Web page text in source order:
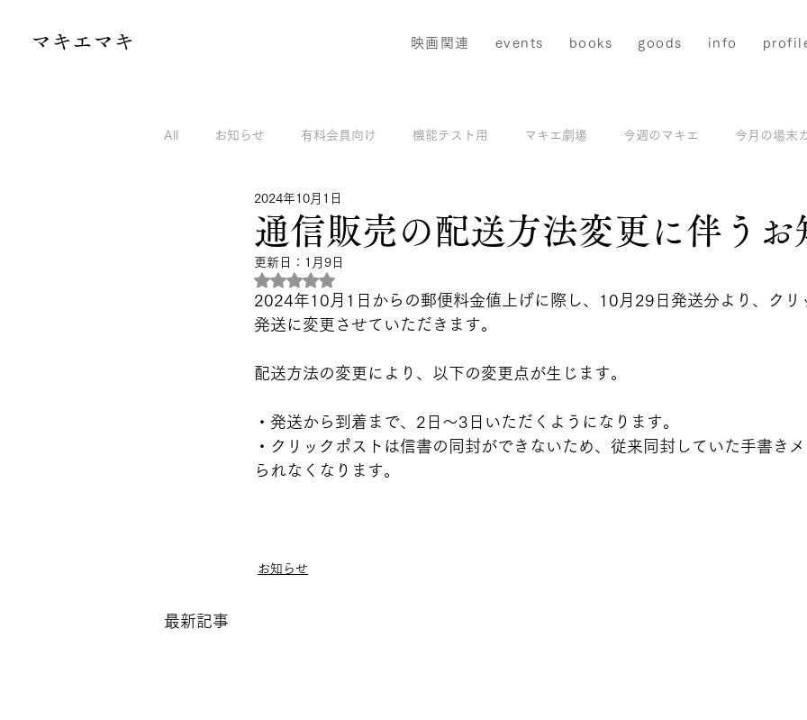
映画関連 events books goods info
​マキエマキ
All お知らせ 有料会員向け 機能テスト用 マキエ劇場 今週のマキエ 今月の場末
マキエマキのnoteから
通信販売の配送方法変更に伴うお
2024年10月1日
更新日： 1月9日
5つ星のうちNaNと評価されています。
2024年10月1日からの郵便料金値上げに際し、10月29日発送分より、クリ
発送に変更させていただきます。
配送方法の変更により、以下の変更点が生じます。
・発送から到着まで、2日〜3日いただくようになります。
・クリックポストは信書の同封ができないため、従来同封していた手書き
られなくなります。
お知らせ
最新記事